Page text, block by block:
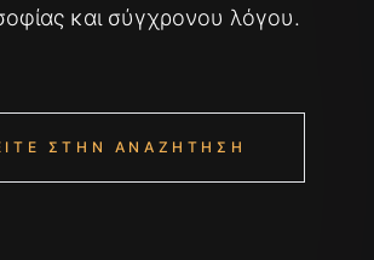
και σύγχρονου λόγου.
ΣΤΗΝ ΑΝΑΖΉΤΗΣΗ